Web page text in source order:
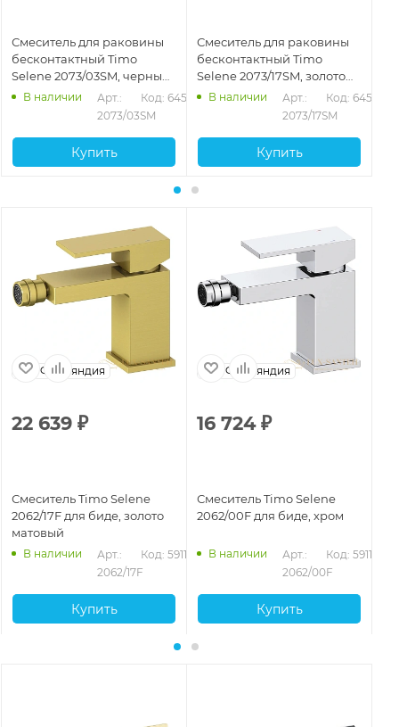
Смеситель для раковины
бесконтактный Timo
Selene 2073/03SM, черный
матовый
В наличии
Арт.:
2073/03SM
Код: 64535
Купить
Смеситель для раковины
бесконтактный Timo
Selene 2073/17SM, золото
матовое
В наличии
Арт.:
2073/17SM
Код: 64536
Купить
Финляндия
22 639 ₽
Смеситель Timo Selene
2062/17F для биде, золото
матовый
В наличии
Арт.:
2062/17F
Код: 59118
Купить
Финляндия
16 724₽
Смеситель Timo Selene
2062/00F для биде, хром
В наличии
Арт.:
2062/00F
Код: 59116
Купить